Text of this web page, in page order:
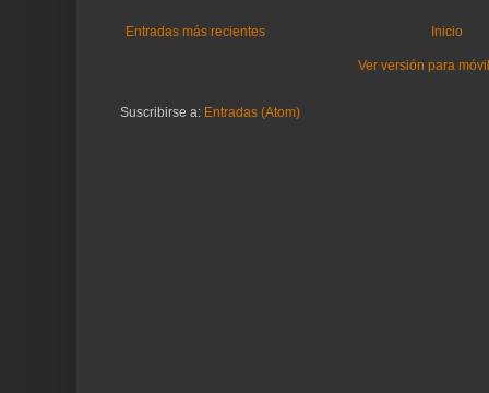
Entradas más recientes Inicio
Ver versión para
Suscribirse a: Entradas (Atom)